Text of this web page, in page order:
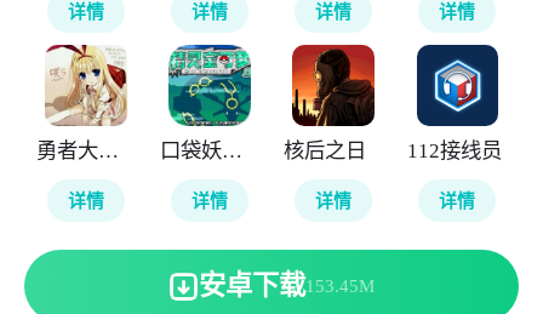
详情 详情 详情 详情
勇者大战魔物娘
详情
口袋妖怪神兽领域
详情
核后之日
详情
112接线员
详情
安卓下载153.45M